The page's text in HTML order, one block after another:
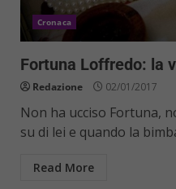
Cronaca
Fortuna Loffredo: la
Redazione 02/01/2017
Non ha ucciso Fortuna,
su di lei e quando la
Read More